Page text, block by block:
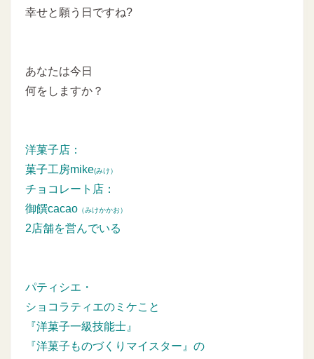
幸せと願う日ですね?
あなたは今日
何をしますか？
洋菓子店：
菓子工房mike(みけ）
チョコレート店：
御饌cacao （みけかかお）
2店舗を営んでいる
パティシエ・
ショコラティエのミケこと
『洋菓子一級技能士』
『洋菓子ものづくりマイスター』の